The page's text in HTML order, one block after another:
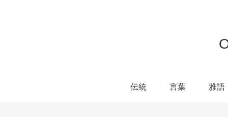
伝統 言葉 雅語